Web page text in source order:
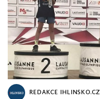
REDAKCE IHLINSKO.CZ